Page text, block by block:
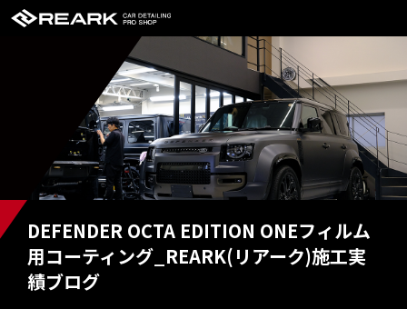
DEFENDER OCTA EDITION ONEフィルム
用コーティング_REARK(リアーク)施工実
績ブログ